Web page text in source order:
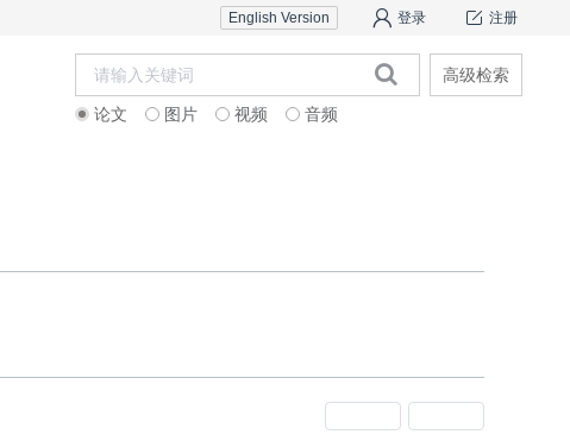
注册
登录
English Version
论文 图片 视频 音频
高级检索